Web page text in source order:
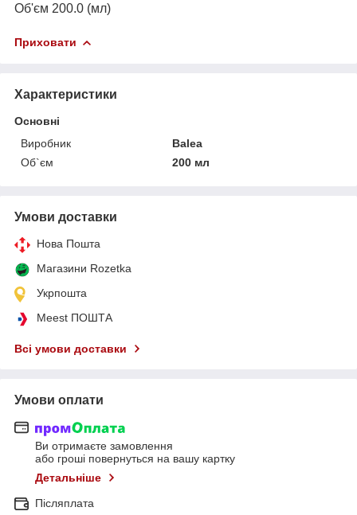
Об'єм 200.0 (мл)
Приховати
Характеристики
Основні
Виробник
Balea
Об`єм
200 мл
Умови доставки
Нова Пошта
Магазини Rozetka
Укрпошта
Meest ПОШТА
Всі умови доставки
Умови оплати
Ви отримаєте замовлення
або гроші повернуться на вашу картку
Детальніше
Післяплата